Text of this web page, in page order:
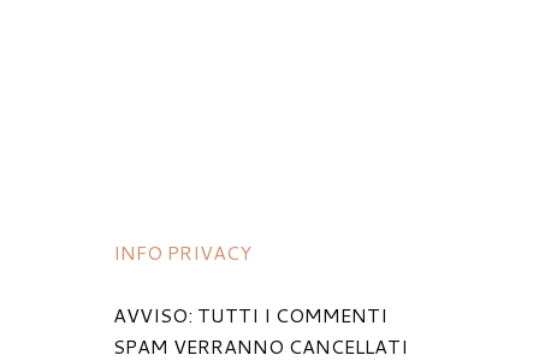
INFO PRIVACY
AVVISO: TUTTI I COMMENTI
SPAM VERRANNO CANCELLATI